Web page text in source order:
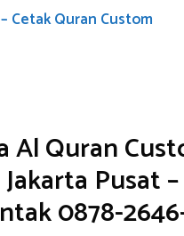
Al Quran
Jakarta Pusat –
0878-